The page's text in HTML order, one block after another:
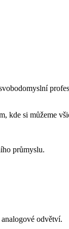
kde si můžeme
průmyslu.
odvětví.